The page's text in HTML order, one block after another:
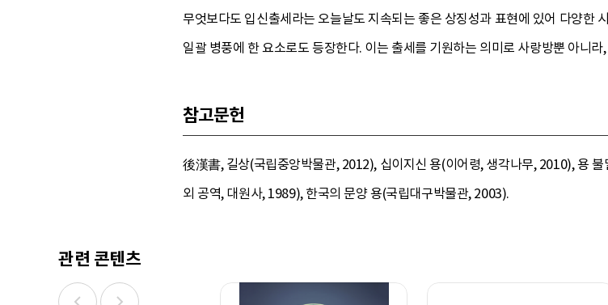
무엇보다도 입신출세라는 오늘날도 지속되는 좋은 상징성과 표현에 있어 다양한
일괄 병풍에 한 요소로도 등장한다. 이는 출세를 기원하는 의미로 사랑방뿐 아니
참고문헌
後漢書, 길상(국립중앙박물관, 2012), 십이지신 용(이어령, 생각나무, 2010), 용
외 공역, 대원사, 1989), 한국의 문양 용(국립대구박물관, 2003).
관련 콘텐츠